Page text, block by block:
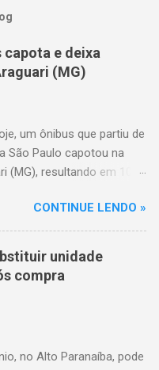
capota e deixa
(MG)
um ônibus que partiu de
São Paulo capotou na
(MG), resultando em 10
ao trevo de Queixinho,
o controle do
canteiro central e
de acesso. Entre as
crianças de
CONTINUE LENDO »
unidade
compra
no Alto Paranaíba, pode